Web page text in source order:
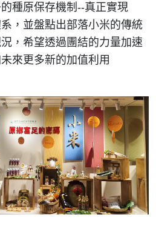
種原保存機制--真正實現
系，並盤點出部落小米的傳統
，希望透過團結的力量加速
來更多新的加值利用